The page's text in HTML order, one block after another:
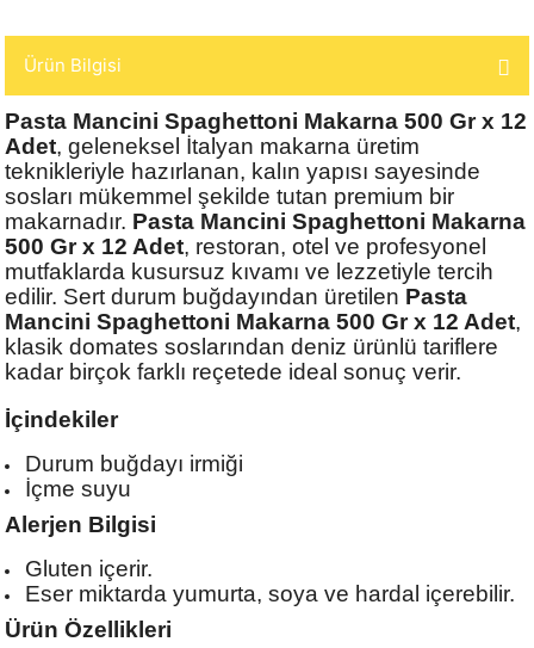
Ürün Bilgisi
Pasta Mancini Spaghettoni Makarna 500 Gr x 12
Adet, geleneksel İtalyan makarna üretim
teknikleriyle hazırlanan, kalın yapısı sayesinde
sosları mükemmel şekilde tutan premium bir
makarnadır. Pasta Mancini Spaghettoni Makarna
500 Gr x 12 Adet, restoran, otel ve profesyonel
mutfaklarda kusursuz kıvamı ve lezzetiyle tercih
edilir. Sert durum buğdayından üretilen Pasta
Mancini Spaghettoni Makarna 500 Gr x 12 Adet,
klasik domates soslarından deniz ürünlü tariflere
kadar birçok farklı reçetede ideal sonuç verir.
İçindekiler
Durum buğdayı irmiği
İçme suyu
Alerjen Bilgisi
Gluten içerir.
Eser miktarda yumurta, soya ve hardal içerebilir.
Ürün Özellikleri